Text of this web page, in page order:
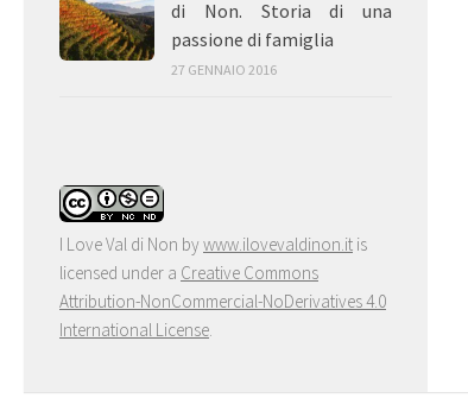
di Non. Storia di una
passione di famiglia
27 GENNAIO 2016
I Love Val di Non bywww.ilovevaldinon.it is
licensed under a Creative Commons
Attribution-NonCommercial-NoDerivatives 4.0
International License.